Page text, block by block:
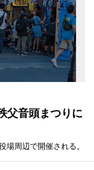
父音頭まつりに
場周辺で開催される。